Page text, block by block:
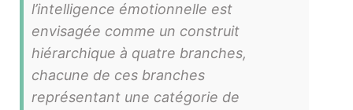
l’intelligence émotionnelle est
envisagée comme un construit
hiérarchique à quatre branches,
chacune de ces branches
représentant une catégorie de